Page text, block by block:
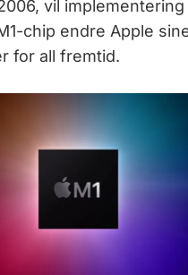
vil implementering
chip endre Apple
for all fremtid.